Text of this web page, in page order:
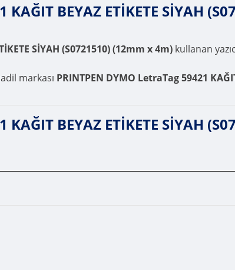
BEYAZ ETİKETE SİYAH
SİYAH (S0721510) (12mm x 4m) kullanan
markası PRINTPEN DYMO LetraTag 59421
BEYAZ ETİKETE SİYAH